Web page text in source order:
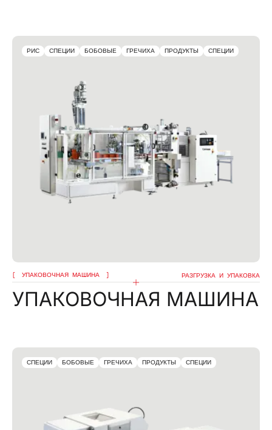
РИС СПЕЦИИ БОБОВЫЕ ГРЕЧИХА ПРОДУКТЫ СПЕЦИИ
УПАКОВОЧНАЯ МАШИНА РАЗГРУЗКА И УПАКОВКА
УПАКОВОЧНАЯ МАШИНА
СПЕЦИИ БОБОВЫЕ ГРЕЧИХА ПРОДУКТЫ СПЕЦИИ